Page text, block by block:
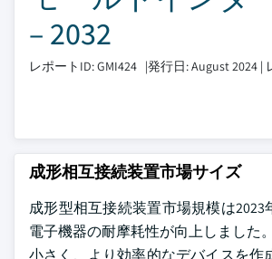
– 2032
レポートID: GMI424 |発行日: August 2024 |
成形相互接続装置市場サイズ
成形型相互接続装置市場規模は2023
電子機器の耐摩耗性が向上しました
小さく、より効率的なデバイスを